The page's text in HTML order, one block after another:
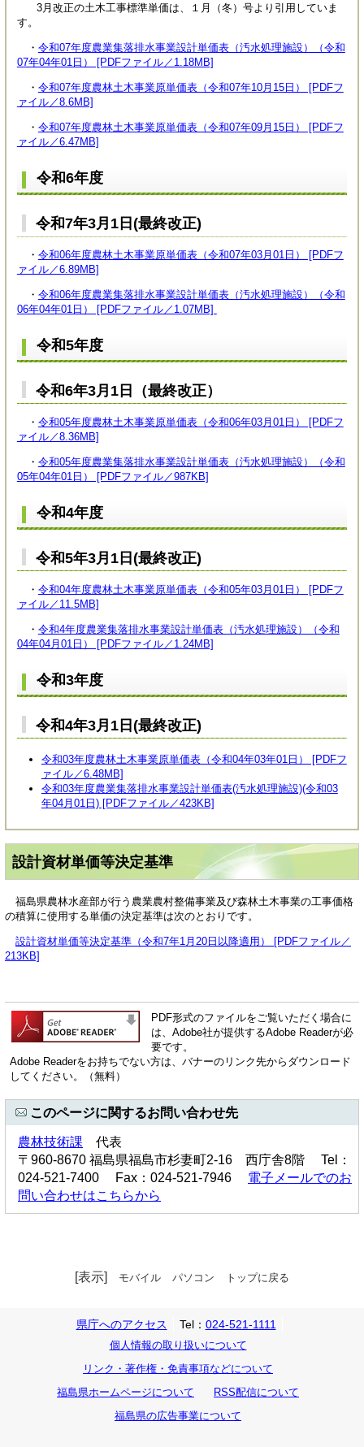
3月改正の土木工事標準単価は、１月（冬）号より引用していま
す。
・ 令和07年度農業集落排水事業設計単価表（汚水処理施設）（令和
07年04年01日） [PDFファイル／1.18MB]
・ 令和07年度農林土木事業原単価表（令和07年10月15日） [PDFフ
ァイル／8.6MB]
・ 令和07年度農林土木事業原単価表（令和07年09月15日） [PDFフ
ァイル／6.47MB]
令和6年度
令和7年3月1日(最終改正)
・ 令和06年度農林土木事業原単価表（令和07年03月01日） [PDFフ
ァイル／6.89MB]
・ 令和06年度農業集落排水事業設計単価表（汚水処理施設）（令和
06年04年01日） [PDFファイル／1.07MB]
令和5年度
令和6年3月1日（最終改正）​
・ 令和05年度農林土木事業原単価表（令和06年03月01日） [PDFフ
ァイル／8.36MB]
・ 令和05年度農業集落排水事業設計単価表（汚水処理施設）（令和
05年04年01日） [PDFファイル／987KB]
令和4年度
令和5年3月1日(最終改正)
・ 令和04年度農林土木事業原単価表（令和05年03月01日） [PDFフ
ァイル／11.5MB]
・ 令和4年度農業集落排水事業設計単価表（汚水処理施設）（令和
04年04月01日） [PDFファイル／1.24MB]
令和3年度
令和4年3月1日(最終改正)
令和03年度農林土木事業原単価表（令和04年03年01日） [PDFフ
ァイル／6.48MB]
令和03年度農業集落排水事業設計単価表(汚水処理施設)(令和03
年04月01日) [PDFファイル／423KB]
設計資材単価等決定基準
福島県農林水産部が行う農業農村整備事業及び森林土木事業の工事価格
の積算に使用する単価の決定基準は次のとおりです。
設計資材単価等決定基準（令和7年1月20日以降適用） [PDFファイル／
213KB]
PDF形式のファイルをご覧いただく場合に
は、Adobe社が提供するAdobe Readerが必
要です。
Adobe Readerをお持ちでない方は、バナーのリンク先からダウンロード
してください。（無料）
このページに関するお問い合わせ先
農林技術課 代表
〒960-8670 福島県福島市杉妻町2-16 西庁舎8階 Tel：
024-521-7400 Fax：024-521-7946 電子メールでのお
問い合わせはこちらから
[表示] モバイル パソコン トップに戻る
県庁へのアクセス Tel： 024-521-1111
個人情報の取り扱いについて
リンク・著作権・免責事項などについて
福島県ホームページについて
RSS配信について
福島県の広告事業について